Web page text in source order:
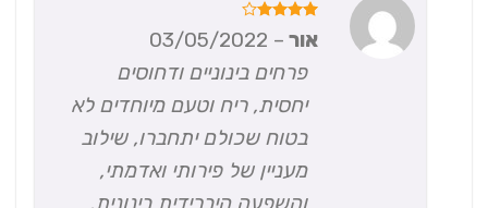
מתוך 5
אור–
03/05/2022
פרחים בינוניים ודחוסים
יחסית, ריח וטעם מיוחדים לא
בטוח שכולם יתחברו, שילוב
מעניין של פירותי ואדמתי,
והשפעה היברידית בינונית,